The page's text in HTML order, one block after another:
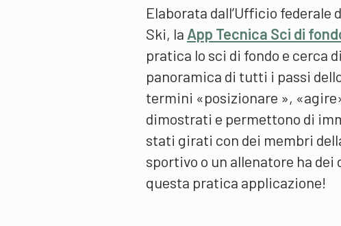
Elaborata dall’Ufficio federale
Ski, la App Tecnica Sci di
pratica lo sci di fondo e cerca
panoramica di tutti i passi
termini «posizionare »,
dimostrati e permettono di
stati girati con dei membri
sportivo o un allenatore ha dei
questa pratica applicazione!